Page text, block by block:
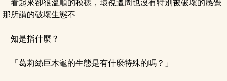
看起來卻很溫順的模樣，環視遭周也沒有特別被破壞的感覺
那所謂的破壞生態不
知是指什麼？
「葛莉絲巨木龜的生態是有什麼特殊的嗎？」